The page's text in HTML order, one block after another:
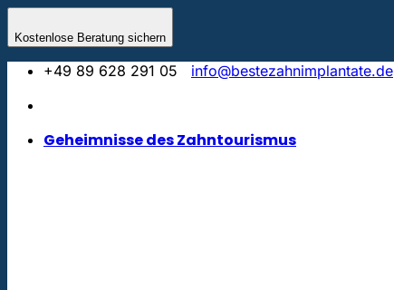
Kostenlose Beratung sichern
springen
+49 89 628 291 05
info@bestezahnimplantate.de
Geheimnisse des Zahntourismus